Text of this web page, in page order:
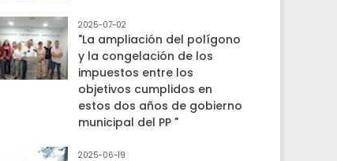
2025-07-02
"La ampliación del polígono
y la congelación de los
impuestos entre los
objetivos cumplidos en
estos dos años de gobierno
municipal del PP "
2025-06-19